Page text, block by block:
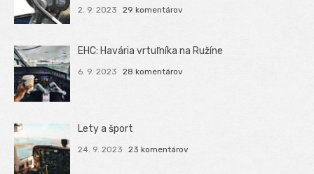
2. 9. 2023 29 komentárov
EHC: Havária vrtuľníka na Ružíne
6. 9. 2023 28 komentárov
Lety a šport
24. 9. 2023 23 komentárov